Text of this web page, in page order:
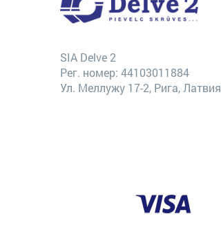
SIA Delve 2
Рег. номер: 44103011884
Ул. Меллужу 17-2, Рига, Латвия